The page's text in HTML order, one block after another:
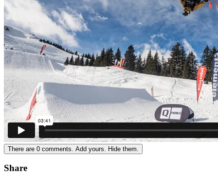
There are 0 comments. Add yours. Hide them.
Share